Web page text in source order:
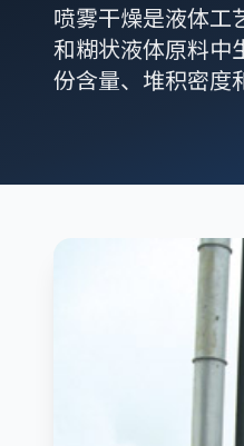
喷雾干燥是液体工
和糊状液体原料中
份含量、堆积密度